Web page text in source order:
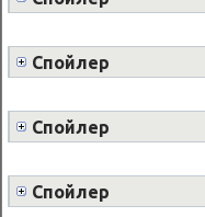
Спойлер
Спойлер
Спойлер